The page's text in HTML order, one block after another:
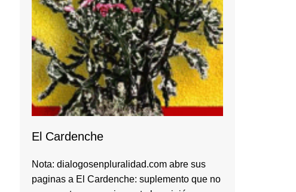
El Cardenche
Nota: dialogosenpluralidad.com abre sus
paginas a El Cardenche: suplemento que no